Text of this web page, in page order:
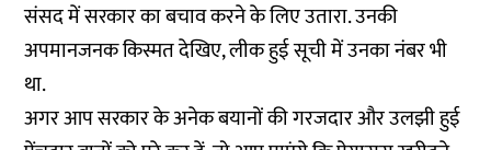
संसद में सरकार का बचाव करने के लिए उतारा. उनकी
अपमानजनक किस्मत देखिए, लीक हुई सूची में उनका नंबर भी
था.
अगर आप सरकार के अनेक बयानों की गरजदार और उलझी हुई